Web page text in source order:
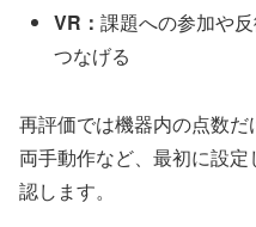
VR：課題への参加や
つなげる
再評価では機器内の点数だ
両手動作など、最初に設
認します。